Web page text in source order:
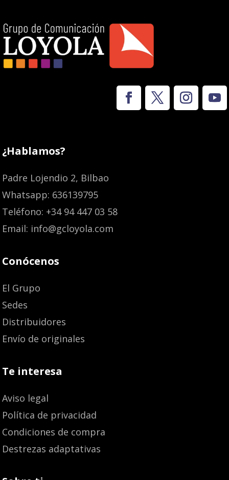
¿Hablamos?
Padre Lojendio 2, Bilbao
Whatsapp: 636139795
Teléfono: +34 94 447 03 58
Email: info@gcloyola.com
Conócenos
El Grupo
Sedes
Distribuidores
Envío de originales
Te interesa
Aviso legal
Política de privacidad
Condiciones de compra
Destrezas adaptativas